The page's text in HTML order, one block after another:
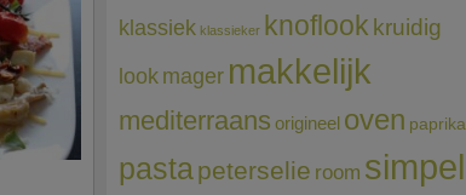
klassiek klassieker knoflook kruidig
look mager makkelijk
mediterraans origineel oven paprika
pastapeterselie room simpel